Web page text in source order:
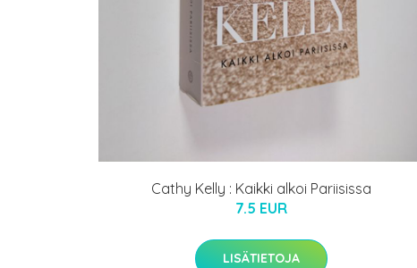
Cathy Kelly : Kaikki alkoi Pariisissa
7.5 EUR
LISÄTIETOJA